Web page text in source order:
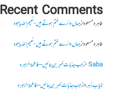
Recent Comments
طاہرہ مسعودازجہاں دائرے ختم ہوتے ہیں- نعیم اللہ باجوہ
طاہرہ مسعودازجہاں دائرے ختم ہوتے ہیں- نعیم اللہ باجوہ
Sabaازجب جذبات خبر بن جائیں – فاطمۃالزہرہ
نایاب زہرہازجب جذبات خبر بن جائیں – فاطمۃالزہرہ